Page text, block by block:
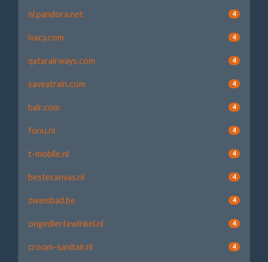
nl.pandora.net 4
ivacy.com 4
qatarairways.com 4
saveatrain.com 4
balr.com 4
fonu.nl 4
t-mobile.nl 4
bestecanvas.nl 4
zwembad.be 4
ongediertewinkel.nl 4
croom-sanitair.nl 4